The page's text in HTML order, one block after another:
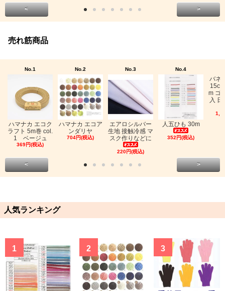
< >
売れ筋商品
No.1
ハマナカ エコク
ラフト 5m巻 col.
1 ベージュ
369円(税込)
No.2
ハマナカ エコア
ンダリヤ
704円(税込)
No.3
エアロシルバー
生地 接触冷感 マ
スク作りなどに
220円(税込)
No.4
人五ひも 30m
352円(税込)
バネ
m ゴ
入
< >
人気ランキング
1 2 3